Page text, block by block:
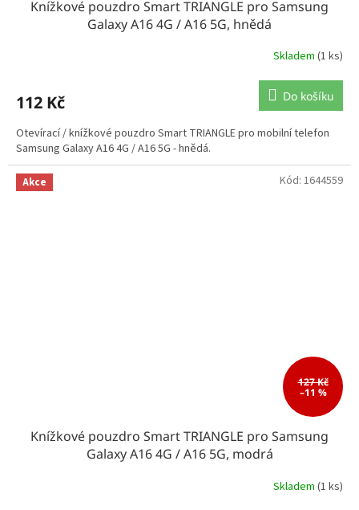
Knížkové pouzdro Smart TRIANGLE pro Samsung
Galaxy A16 4G / A16 5G, hnědá
Skladem (1 ks)
112 Kč Do košíku
Otevírací / knížkové pouzdro Smart TRIANGLE pro mobilní telefon
Samsung Galaxy A16 4G / A16 5G - hnědá.
Akce
127 Kč
–11 %
Knížkové pouzdro Smart TRIANGLE pro Samsung
Galaxy A16 4G / A16 5G, modrá
Skladem (1 ks)
Kód: 1644559